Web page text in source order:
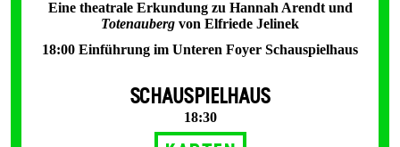
Eine theatrale Erkundung zu Hannah Arendt und
Totenauberg von Elfriede Jelinek
18:00 Einführung im Unteren Foyer Schauspielhaus
SCHAUSPIELHAUS
18:30